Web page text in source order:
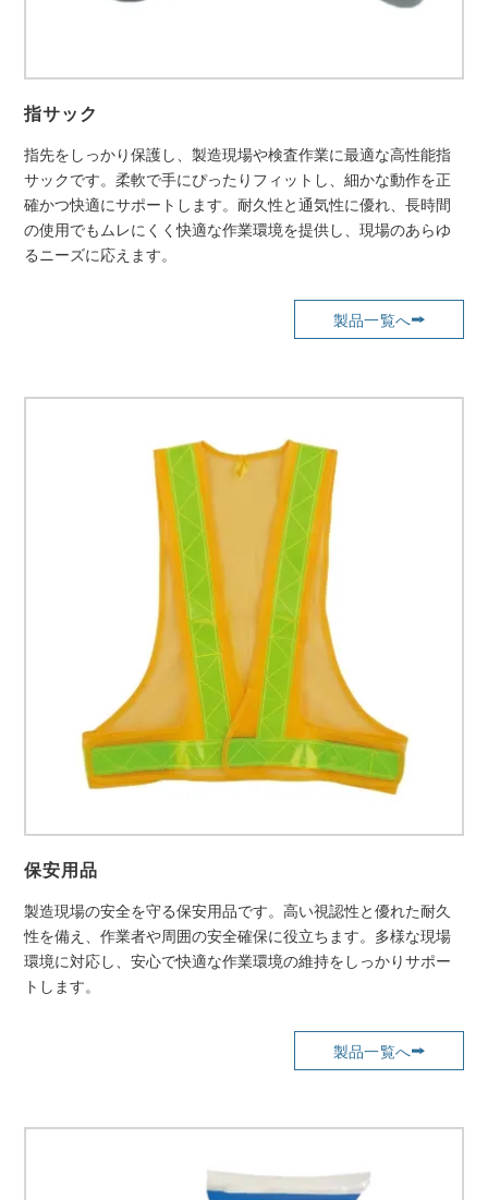
指サック
指先をしっかり保護し、製造現場や検査作業に最適な高性能指
サックです。柔軟で手にぴったりフィットし、細かな動作を正
確かつ快適にサポートします。耐久性と通気性に優れ、長時間
の使用でもムレにくく快適な作業環境を提供し、現場のあらゆ
るニーズに応えます。
製品一覧へ
保安用品
製造現場の安全を守る保安用品です。高い視認性と優れた耐久
性を備え、作業者や周囲の安全確保に役立ちます。多様な現場
環境に対応し、安心で快適な作業環境の維持をしっかりサポー
トします。
製品一覧へ